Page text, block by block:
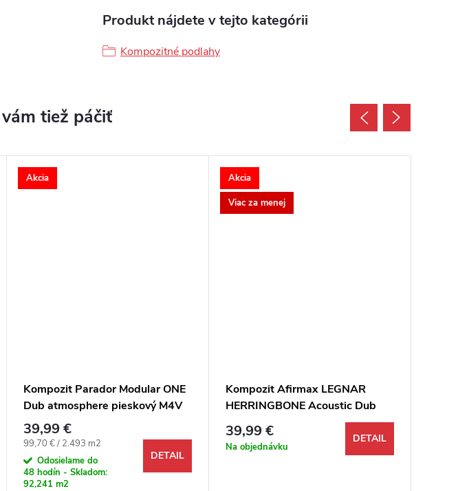
Produkt nájdete v tejto kategórii
Kompozitné podlahy
Akcia
Kompozit Parador Modular ONE
Dub atmosphere pieskový M4V
39,99 €
Jednotková cena:
99,70 € / 2.493 m2
Odosielame do
48 hodín - Skladom:
92,241 m2
DETAIL
Akcia
Viac za menej
Kompozit Afirmax LEGNAR
HERRINGBONE Acoustic Dub
Garda 4V rybia kosť
39,99 €
Na objednávku
DETAIL